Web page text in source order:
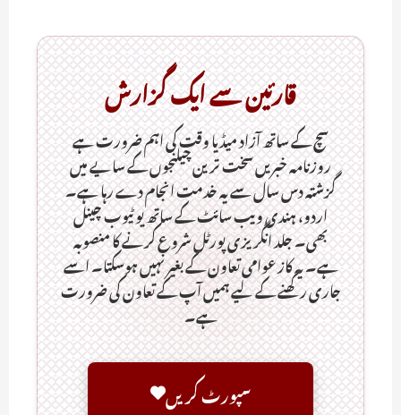
قارئین سے ایک گزارش
سچ کے ساتھ آزاد میڈیا وقت کی اہم ضرورت ہےـ
روزنامہ خبریں سخت ترین چیلنجوں کے سایے میں
گزشتہ دس سال سے یہ خدمت انجام دے رہا ہے۔
اردو، ہندی ویب سائٹ کے ساتھ یو ٹیوب چینل
بھی۔ جلد انگریزی پورٹل شروع کرنے کا منصوبہ
ہے۔ یہ کاز عوامی تعاون کے بغیر نہیں ہوسکتا۔ اسے
جاری رکھنے کے لیے ہمیں آپ کے تعاون کی ضرورت
ہے۔
سپورٹ کریں